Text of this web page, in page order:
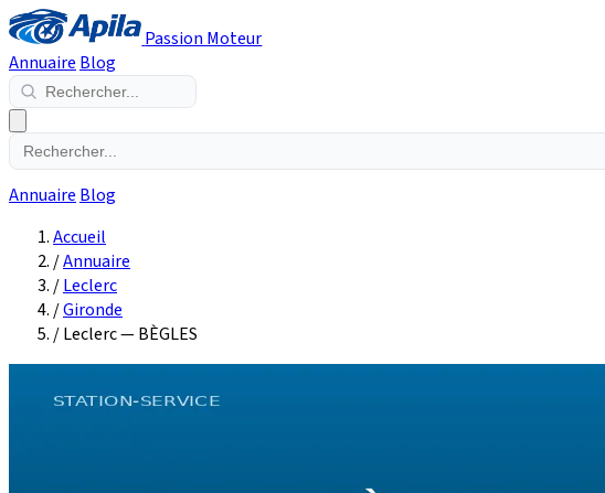
Passion Moteur
Annuaire Blog
Annuaire Blog
Accueil
/Annuaire
/Leclerc
/Gironde
/Leclerc — BÈGLES